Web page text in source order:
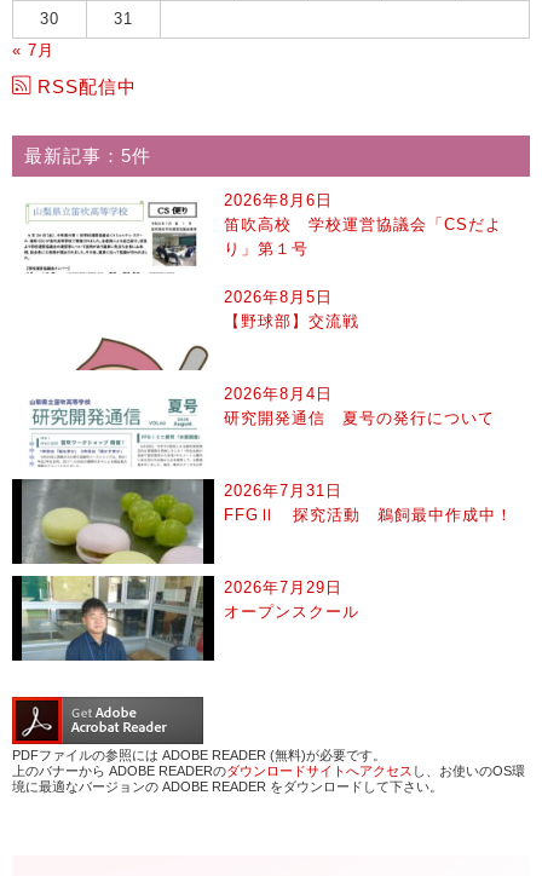
30
31
« 7月
RSS配信中
最新記事：5件
2026年8月6日
笛吹高校 学校運営協議会「CSだよ
り」第１号
2026年8月5日
【野球部】交流戦
2026年8月4日
研究開発通信 夏号の発行について
2026年7月31日
FFGⅡ 探究活動 鵜飼最中作成中！
2026年7月29日
オープンスクール
PDFファイルの参照には ADOBE READER (無料)が必要です。
上のバナーから ADOBE READERのダウンロードサイトへアクセス し、お使いのOS環
境に最適なバージョンの ADOBE READER をダウンロードして下さい。